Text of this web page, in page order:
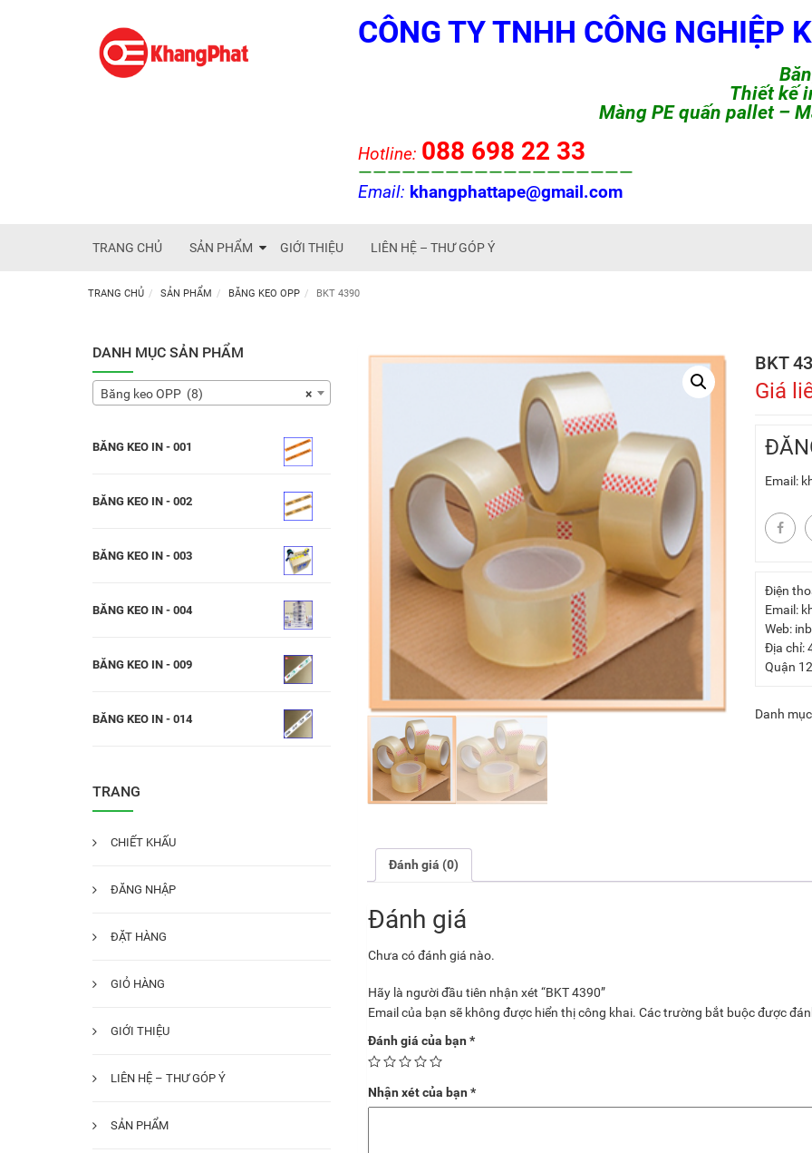
CÔNG TY TNHH CÔNG NGHIỆP
Thiết kế
Màng PE quấn pallet –
Hotline: 088 698 22 33
———————————————————
Email: khangphattape@gmail.com
TRANG CHỦ SẢN PHẨM GIỚI THIỆU LIÊN HỆ – THƯ GÓP Ý
TRANG CHỦ SẢN PHẨM BĂNG KEO OPP BKT 4390
DANH MỤC SẢN PHẨM
×
Băng keo OPP (8)
BĂNG KEO IN - 001
BĂNG KEO IN - 002
BĂNG KEO IN - 003
BĂNG KEO IN - 004
BĂNG KEO IN - 009
BĂNG KEO IN - 014
TRANG
CHIẾT KHẤU
ĐĂNG NHẬP
ĐẶT HÀNG
GIỎ HÀNG
GIỚI THIỆU
LIÊN HỆ – THƯ GÓP Ý
SẢN PHẨM
BKT
Giá
Email:
Điện
Email:
Web:
Địa chỉ:
Quận
Danh
Đánh giá (0)
Đánh giá
Chưa có đánh giá nào.
Hãy là người đầu tiên nhận xét “BKT 4390”
Email của bạn sẽ không được hiển thị công khai. Các trường bắt buộc được
Đánh giá của bạn *
Nhận xét của bạn *